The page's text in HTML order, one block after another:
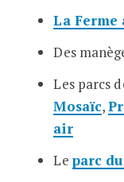
La Ferme
Des
Les parcs
Mosaïc,
air
Le parc